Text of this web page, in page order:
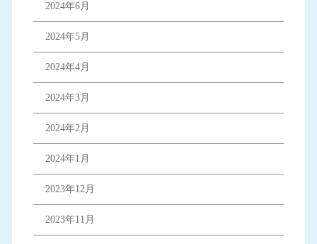
2024年6月
2024年5月
2024年4月
2024年3月
2024年2月
2024年1月
2023年12月
2023年11月